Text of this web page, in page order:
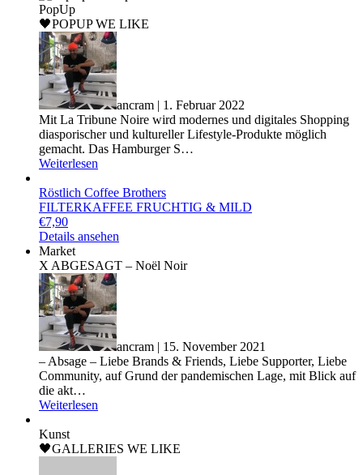
PopUp
🖤POPUP WE LIKE
ancram | 1. Februar 2022
Mit La Tribune Noire wird modernes und digitales Shopping
diasporischer und kultureller Lifestyle-Produkte möglich
gemacht. Das Hamburger S…
Weiterlesen
Röstlich Coffee Brothers
FILTERKAFFEE FRUCHTIG & MILD
€7,90
Details ansehen
Market
X ABGESAGT – Noël Noir
ancram | 15. November 2021
– Absage – Liebe Brands & Friends, Liebe Supporter, Liebe
Community, auf Grund der pandemischen Lage, mit Blick auf
die akt…
Weiterlesen
Kunst
🖤GALLERIES WE LIKE